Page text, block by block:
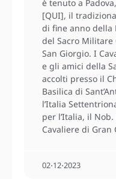
è tenuto a
[QUI], il
di fine anno della
del Sacro
San Giorgio. I
e gli amici della
accolti presso il
Basilica di
l’Italia
per l’Italia, il
Cavaliere di Gran
02⋅12⋅2023